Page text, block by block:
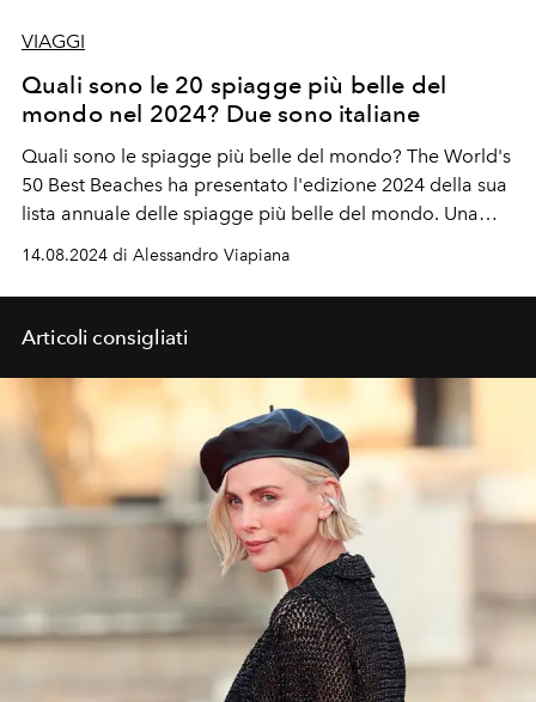
VIAGGI
Quali sono le 20 spiagge più belle del
mondo nel 2024? Due sono italiane
Quali sono le spiagge più belle del mondo? The World's
50 Best Beaches ha presentato l'edizione 2024 della sua
lista annuale delle spiagge più belle del mondo. Una
classifica mozzafiato.
14.08.2024 di Alessandro Viapiana
Articoli consigliati